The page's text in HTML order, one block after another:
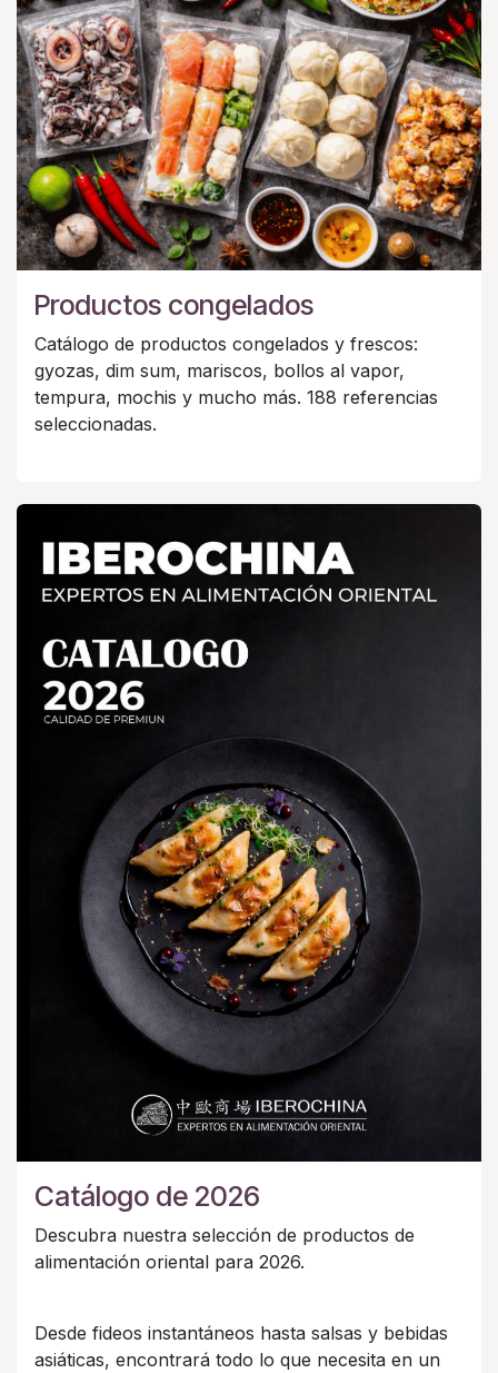
Productos congelados
Catálogo de productos congelados y frescos:
gyozas, dim sum, mariscos, bollos al vapor,
tempura, mochis y mucho más. 188 referencias
seleccionadas.
Catálogo de 2026
Descubra nuestra selección de productos de
alimentación oriental para 2026.
Desde fideos instantáneos hasta salsas y bebidas
asiáticas, encontrará todo lo que necesita en un